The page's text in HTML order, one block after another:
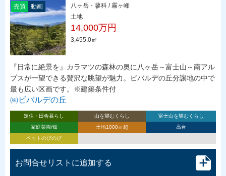
売買 動画
八ヶ岳・蓼科 / 霧ヶ峰
土地
14,000万円
3,455.0㎡
-
『日常に絶景を』カラマツの森林の奥に八ヶ岳～富士山～南アル
プスが一望できる贅沢な眺望が魅力。ビバルデの丘分譲地の中で
最も広い区画です。※建築条件付
㈱ビバルデの丘
定住・田舎暮らし 山を望むくらし
富士山を望むくらし
家庭菜園/畑
土地1000㎡超
高台
ペットのびのび
お問合せリストに追加する